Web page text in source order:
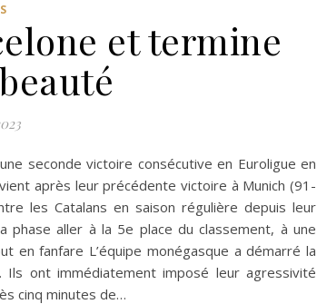
et termine
seconde victoire consécutive en Euroligue en
après leur précédente victoire à Munich (91-
les Catalans en saison régulière depuis leur
phase aller à la 5e place du classement, à une
en fanfare L’équipe monégasque a démarré la
Ils ont immédiatement imposé leur agressivité
cinq minutes de…